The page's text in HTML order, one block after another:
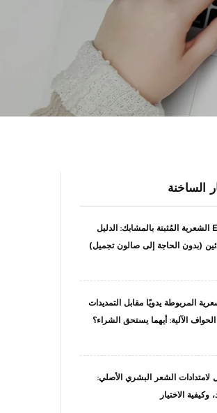
الساخنة
الExtensions الشعرية المُثبتة بالمشابك: الدليل
(بدون الحاجة إلى صالون تجميل)
المربوطة يدويًا مقابل التمديدات
الآلية: أيهما يستحق الشراء؟
لامتدادات الشعر البشري الأصلي:
وكيفية الاختيار